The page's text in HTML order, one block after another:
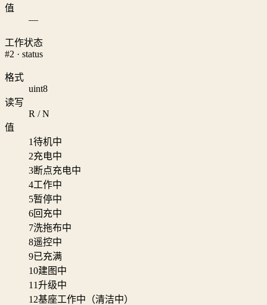
值
—
工作状态
#2 · status
格式
uint8
读写
R / N
值
1待机中
2充电中
3断点充电中
4工作中
5暂停中
6回充中
7洗拖布中
8遥控中
9已充满
10建图中
11升级中
12基座工作中（清洁中）